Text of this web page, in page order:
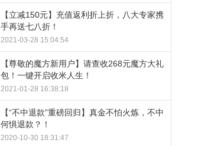
【立减150元】充值返利折上折，八大专家携
手再送七八折！
2021-03-28 15:04:54
【尊敬的魔方新用户】请查收268元魔方大礼
包！一键开启收米人生！
2021-01-28 16:38:18
【“不中退款”重磅回归】真金不怕火炼，不中
何惧退款？！
2020-10-30 18:31:47